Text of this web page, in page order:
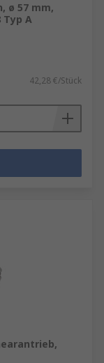
ø 57 mm,
Typ A
42,28 €/Stück